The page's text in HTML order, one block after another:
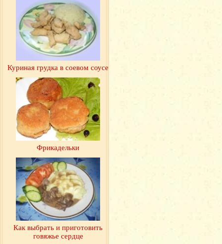
Куриная грудка в соевом соусе
Фрикадельки
Как выбрать и приготовить
говяжье сердце